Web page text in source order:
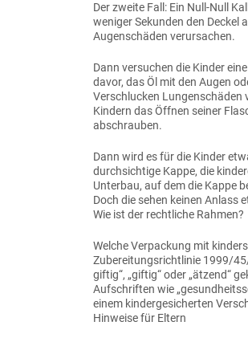
Der zweite Fall: Ein Null-Null
weniger Sekunden den Deckel
Augenschäden verursachen.
Dann versuchen die Kinder
davor, das Öl mit den Augen
Verschlucken Lungenschäden
Kindern das Öffnen seiner
abschrauben.
Dann wird es für die Kinder
durchsichtige Kappe, die
Unterbau, auf dem die Kappe
Doch die sehen keinen Anlass
Wie ist der rechtliche Rahmen?
Welche Verpackung mit
Zubereitungsrichtlinie 1999/
giftig“, „giftig“ oder „ätzend“
Aufschriften wie
einem kindergesicherten
Hinweise für Eltern